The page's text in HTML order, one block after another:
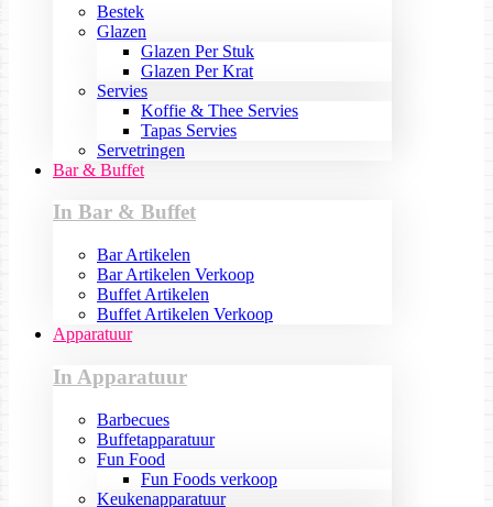
Bestek
Glazen
Glazen Per Stuk
Glazen Per Krat
Servies
Koffie & Thee Servies
Tapas Servies
Servetringen
Bar & Buffet
In Bar & Buffet
Bar Artikelen
Bar Artikelen Verkoop
Buffet Artikelen
Buffet Artikelen Verkoop
Apparatuur
In Apparatuur
Barbecues
Buffetapparatuur
Fun Food
Fun Foods verkoop
Keukenapparatuur